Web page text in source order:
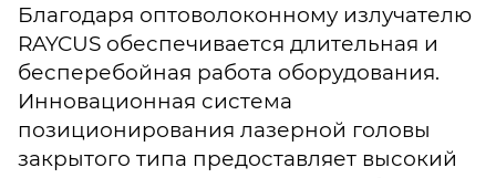
Благодаря оптоволоконному излучателю
RAYCUS обеспечивается длительная и
бесперебойная работа оборудования.
Инновационная система
позиционирования лазерной головы
закрытого типа предоставляет высокий